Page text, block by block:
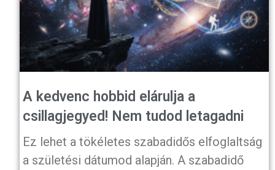
A kedvenc hobbid elárulja a
csillagjegyed! Nem tudod letagadni
Ez lehet a tökéletes szabadidős elfoglaltság
a születési dátumod alapján. A szabadidő